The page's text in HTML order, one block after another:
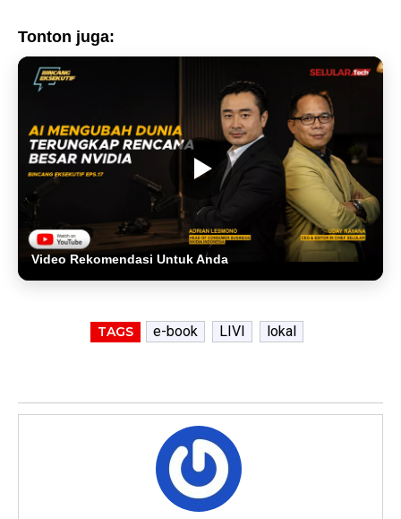
Tonton juga:
Video Rekomendasi Untuk Anda
TAGS e-book LIVI lokal